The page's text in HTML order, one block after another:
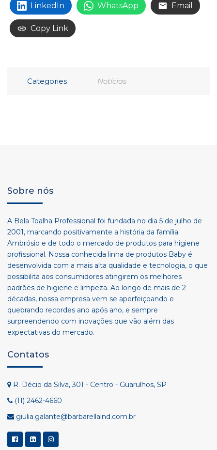
LinkedIn WhatsApp Email
Copy Link
Categories Notícias
Sobre nós
A Bela Toalha Professional foi fundada no dia 5 de julho de
2001, marcando positivamente a história da família
Ambrósio e de todo o mercado de produtos para higiene
profissional. Nossa conhecida linha de produtos Baby é
desenvolvida com a mais alta qualidade e tecnologia, o que
possibilita aos consumidores atingirem os melhores
padrões de higiene e limpeza. Ao longo de mais de 2
décadas, nossa empresa vem se aperfeiçoando e
quebrando recordes ano após ano, e sempre
surpreendendo com inovações que vão além das
expectativas do mercado.
Contatos
R. Décio da Silva, 301 - Centro - Guarulhos, SP
(11) 2462-4660
giulia.galante@barbarellaind.com.br